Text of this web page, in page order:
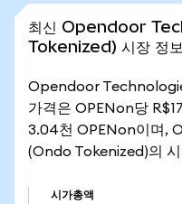
최신 Opendoor
Tokenized) 시장 정보
Opendoor
가격은 OPENon당
3.04천 OPENon이며,
(Ondo Tokenized)의
시가총액